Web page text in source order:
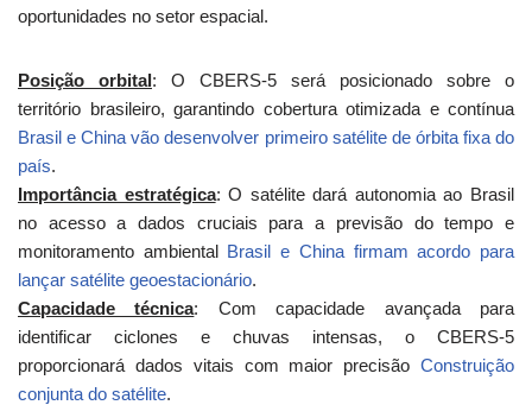
oportunidades no setor espacial.
Posição orbital: O CBERS-5 será posicionado sobre o
território brasileiro, garantindo cobertura otimizada e contínua
Brasil e China vão desenvolver primeiro satélite de órbita fixa do
país.
Importância estratégica: O satélite dará autonomia ao Brasil
no acesso a dados cruciais para a previsão do tempo e
monitoramento ambiental Brasil e China firmam acordo para
lançar satélite geoestacionário.
Capacidade técnica: Com capacidade avançada para
identificar ciclones e chuvas intensas, o CBERS-5
proporcionará dados vitais com maior precisão Construição
conjunta do satélite.